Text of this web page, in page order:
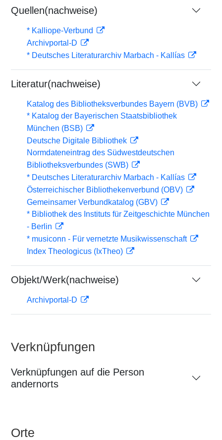
Quellen(nachweise)
* Kalliope-Verbund
Archivportal-D
* Deutsches Literaturarchiv Marbach - Kallías
Literatur(nachweise)
Katalog des Bibliotheksverbundes Bayern (BVB)
* Katalog der Bayerischen Staatsbibliothek
München (BSB)
Deutsche Digitale Bibliothek
Normdateneintrag des Südwestdeutschen
Bibliotheksverbundes (SWB)
* Deutsches Literaturarchiv Marbach - Kallías
Österreichischer Bibliothekenverbund (OBV)
Gemeinsamer Verbundkatalog (GBV)
* Bibliothek des Instituts für Zeitgeschichte München
- Berlin
* musiconn - Für vernetzte Musikwissenschaft
Index Theologicus (IxTheo)
Objekt/Werk(nachweise)
Archivportal-D
Verknüpfungen
Verknüpfungen auf die Person
andernorts
Orte